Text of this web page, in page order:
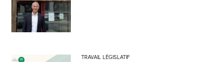
TRAVAIL LÉGISLATIF